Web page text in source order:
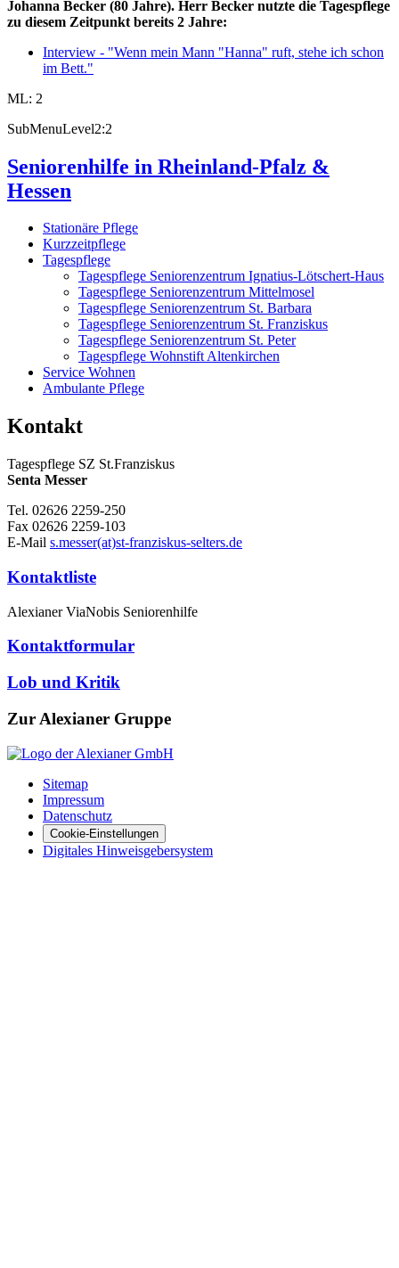
Johanna Becker (80 Jahre). Herr Becker nutzte die Tagespflege
zu diesem Zeitpunkt bereits 2 Jahre:
Interview - "Wenn mein Mann "Hanna" ruft, stehe ich schon
im Bett."
ML: 2
SubMenuLevel2:2
Seniorenhilfe in Rheinland-Pfalz &
Hessen
Stationäre Pflege
Kurzzeitpflege
Tagespflege
Tagespflege Seniorenzentrum Ignatius-Lötschert-Haus
Tagespflege Seniorenzentrum Mittelmosel
Tagespflege Seniorenzentrum St. Barbara
Tagespflege Seniorenzentrum St. Franziskus
Tagespflege Seniorenzentrum St. Peter
Tagespflege Wohnstift Altenkirchen
Service Wohnen
Ambulante Pflege
Kontakt
Tagespflege SZ St.Franziskus
Senta Messer
Tel. 02626 2259-250
Fax 02626 2259-103
E-Mail s.messer(at)st-franziskus-selters.de
Kontaktliste
Alexianer ViaNobis Seniorenhilfe
Kontaktformular
Lob und Kritik
Zur Alexianer Gruppe
Sitemap
Impressum
Datenschutz
Cookie-Einstellungen
Digitales Hinweisgebersystem